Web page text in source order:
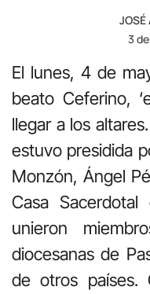
JOSÉ
3
El lunes, 4 de
beato Ceferino,
llegar a los
estuvo presidida
Monzón, Ángel
Casa
unieron
diocesanas de
de otros países.